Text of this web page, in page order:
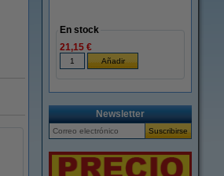
En stock
21,15 €
Newsletter